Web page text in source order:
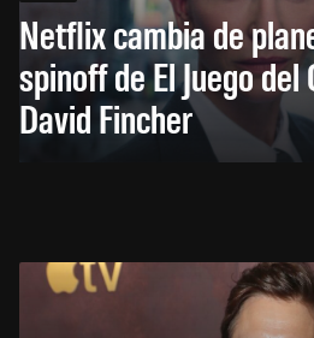
Netflix cambia de
spinoff de El Juego del
David Fincher